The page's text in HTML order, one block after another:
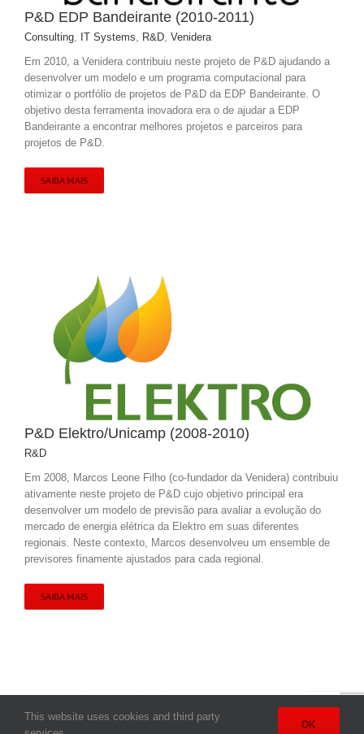
P&D EDP Bandeirante (2010-2011)
Consulting, IT Systems, R&D, Venidera
Em 2010, a Venidera contribuiu neste projeto de P&D ajudando a
desenvolver um modelo e um programa computacional para
otimizar o portfólio de projetos de P&D da EDP Bandeirante. O
objetivo desta ferramenta inovadora era o de ajudar a EDP
Bandeirante a encontrar melhores projetos e parceiros para
projetos de P&D.
SAIBA MAIS
P&D Elektro/Unicamp (2008-2010)
R&D
Em 2008, Marcos Leone Filho (co-fundador da Venidera) contribuiu
ativamente neste projeto de P&D cujo objetivo principal era
desenvolver um modelo de previsão para avaliar a evolução do
mercado de energia elétrica da Elektro em suas diferentes
regionais. Neste contexto, Marcos desenvolveu um ensemble de
previsores finamente ajustados para cada regional.
SAIBA MAIS
This website uses cookies and third party
OK